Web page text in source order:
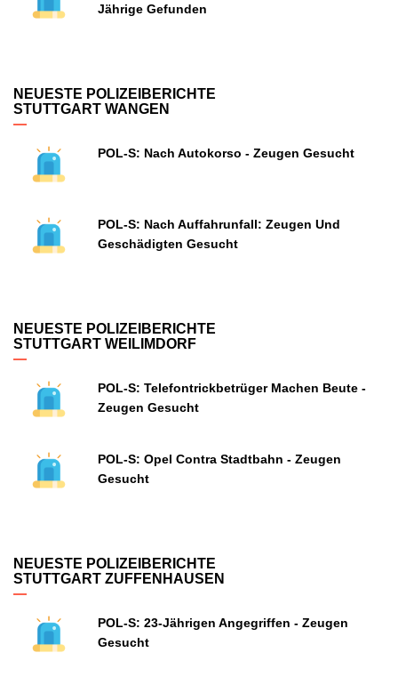
Jährige Gefunden
NEUESTE POLIZEIBERICHTE
STUTTGART WANGEN
POL-S: Nach Autokorso - Zeugen Gesucht
POL-S: Nach Auffahrunfall: Zeugen Und
Geschädigten Gesucht
NEUESTE POLIZEIBERICHTE
STUTTGART WEILIMDORF
POL-S: Telefontrickbetrüger Machen Beute -
Zeugen Gesucht
POL-S: Opel Contra Stadtbahn - Zeugen
Gesucht
NEUESTE POLIZEIBERICHTE
STUTTGART ZUFFENHAUSEN
POL-S: 23-Jährigen Angegriffen - Zeugen
Gesucht